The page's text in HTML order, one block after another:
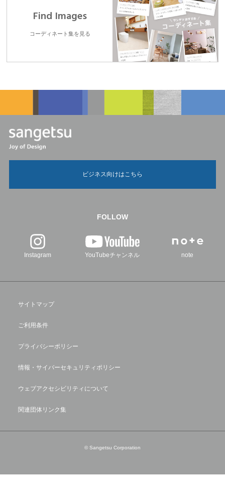
Find Images
コーディネート集を見る
ビジネス向けはこちら
FOLLOW
Instagram YouTubeチャンネル note
サイトマップ
ご利用条件
プライバシーポリシー
情報・サイバーセキュリティポリシー
ウェブアクセシビリティについて
関連団体リンク集
© Sangetsu Corporation